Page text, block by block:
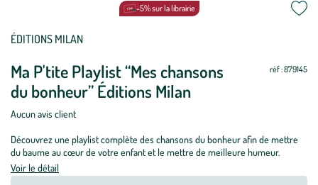
-5% sur la librairie
ÉDITIONS MILAN
Ma P'tite Playlist “Mes chansons
du bonheur” Éditions Milan
réf : 879145
Aucun avis client
Découvrez une playlist complète des chansons du bonheur afin de mettre
du baume au cœur de votre enfant et le mettre de meilleure humeur.
Voir le détail